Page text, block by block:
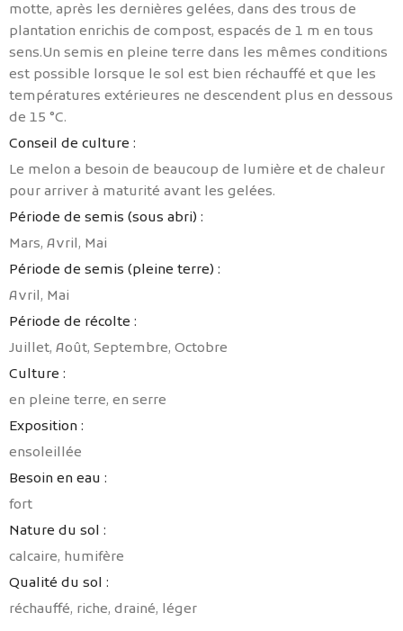
motte, après les dernières gelées, dans des trous de
plantation enrichis de compost, espacés de 1 m en tous
sens.Un semis en pleine terre dans les mêmes conditions
est possible lorsque le sol est bien réchauffé et que les
températures extérieures ne descendent plus en dessous
de 15 °C.
Conseil de culture :
Le melon a besoin de beaucoup de lumière et de chaleur
pour arriver à maturité avant les gelées.
Période de semis (sous abri) :
Mars, Avril, Mai
Période de semis (pleine terre) :
Avril, Mai
Période de récolte :
Juillet, Août, Septembre, Octobre
Culture :
en pleine terre, en serre
Exposition :
ensoleillée
Besoin en eau :
fort
Nature du sol :
calcaire, humifère
Qualité du sol :
réchauffé, riche, drainé, léger